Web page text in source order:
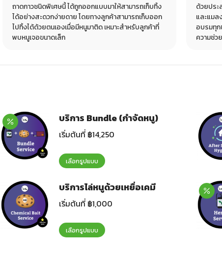
ถาดกาวชนิดพิเศษนี้ ได้ถูกออกแบบมาให้สามารถเก็บทิ้ง
ได้อย่างสะดวกง่ายดาย โดยทางลูกค้าสามารถเก็บออก
ไปทิ้งได้ด้วยตนเองเมื่อมีหนูมาติด เหมาะสำหรับลูกค้าที่
พบหนูเจอขนาดเล็ก
ด้วยประ
และแมล
อบรมทุ
ความช่ว
บริการ Bundle (กำจัดหนู)
เริ่มต้นที่ ฿14,250
เลือกรูปแบบ
บริการไล่หนูด้วยเหยื่อเคมี
เริ่มต้นที่ ฿1,000
เลือกรูปแบบ